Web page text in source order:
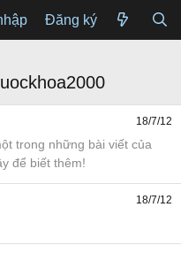
Đăng ký
18/7/12
trong những bài viết của
để biết thêm!
18/7/12